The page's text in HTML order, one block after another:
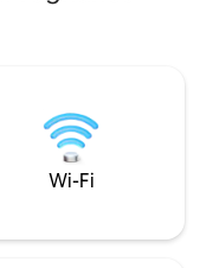
ส่วนตัว 🌿 สปาแบ
Wi-Fi